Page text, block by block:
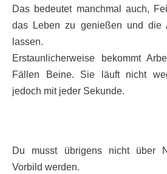
Das bedeutet manchmal auch,
das Leben zu genießen und die
lassen.
Erstaunlicherweise bekommt
Fällen Beine. Sie läuft nicht
jedoch mit jeder Sekunde.
Du musst übrigens nicht über
Vorbild werden.